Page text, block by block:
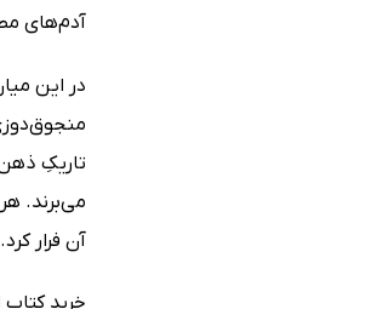
آدم‌های
در این
تاریکِ
می‌برند.
آن فرار کرد.
خرید